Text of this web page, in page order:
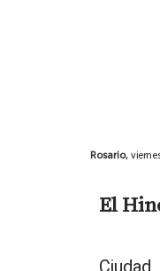
Rosario,
El
Ciudad